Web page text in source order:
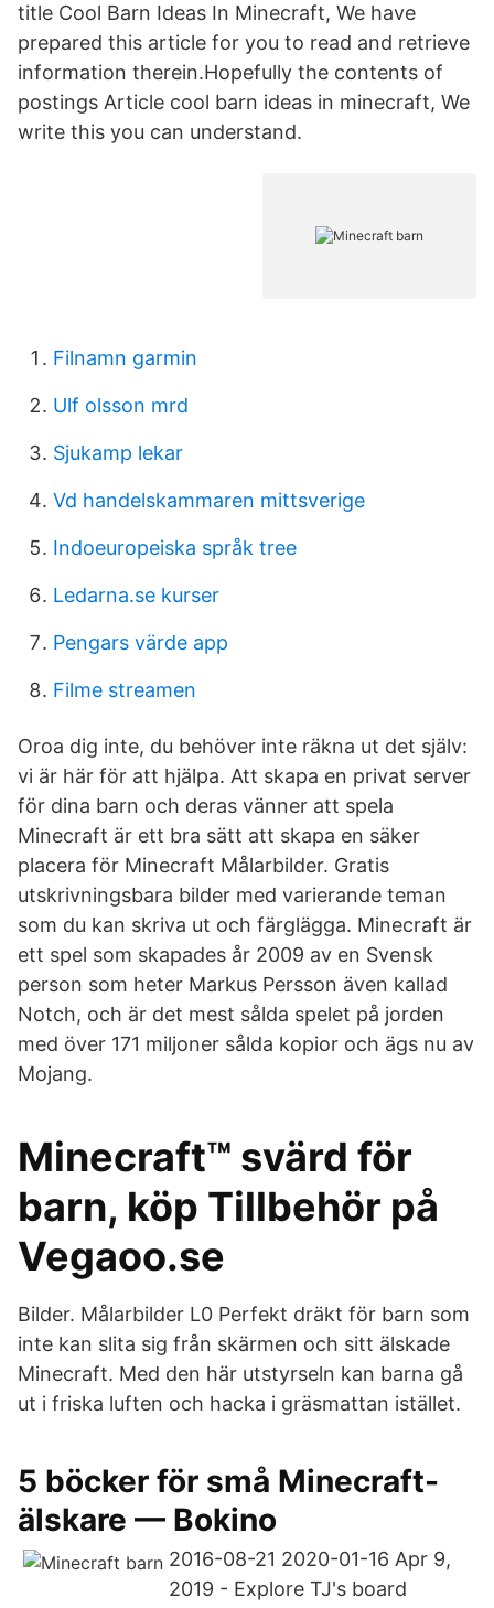
title Cool Barn Ideas In Minecraft, We have
prepared this article for you to read and retrieve
information therein.Hopefully the contents of
postings Article cool barn ideas in minecraft, We
write this you can understand.
Filnamn garmin
Ulf olsson mrd
Sjukamp lekar
Vd handelskammaren mittsverige
Indoeuropeiska språk tree
Ledarna.se kurser
Pengars värde app
Filme streamen
Oroa dig inte, du behöver inte räkna ut det själv:
vi är här för att hjälpa. Att skapa en privat server
för dina barn och deras vänner att spela
Minecraft är ett bra sätt att skapa en säker
placera för Minecraft Målarbilder. Gratis
utskrivningsbara bilder med varierande teman
som du kan skriva ut och färglägga. Minecraft är
ett spel som skapades år 2009 av en Svensk
person som heter Markus Persson även kallad
Notch, och är det mest sålda spelet på jorden
med över 171 miljoner sålda kopior och ägs nu av
Mojang.
Minecraft™ svärd för
barn, köp Tillbehör på
Vegaoo.se
Bilder. Målarbilder L0 Perfekt dräkt för barn som
inte kan slita sig från skärmen och sitt älskade
Minecraft. Med den här utstyrseln kan barna gå
ut i friska luften och hacka i gräsmattan istället.
5 böcker för små Minecraft-
älskare — Bokino
2016-08-21 2020-01-16 Apr 9,
2019 - Explore TJ's board